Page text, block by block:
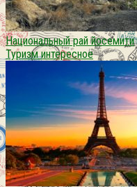
Национальный рай йосемити
Туризм интересное